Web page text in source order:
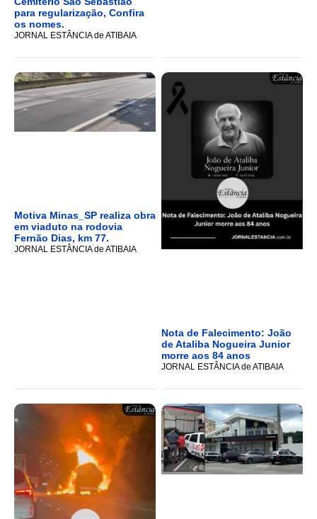
para regularização, Confira
os nomes.
JORNAL ESTÂNCIA de ATIBAIA
Motiva Minas_SP realiza obra
em viaduto na rodovia
Fernão Dias, km 77.
JORNAL ESTÂNCIA de ATIBAIA
Nota de Falecimento: João
de Ataliba Nogueira Junior
morre aos 84 anos
JORNAL ESTÂNCIA de ATIBAIA